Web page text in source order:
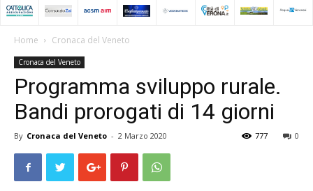
del
Home Cronaca del Veneto
Cronaca del Veneto
Programma sviluppo rurale.
Bandi prorogati di 14 giorni
By Cronaca del Veneto - 2 Marzo 2020 0
777